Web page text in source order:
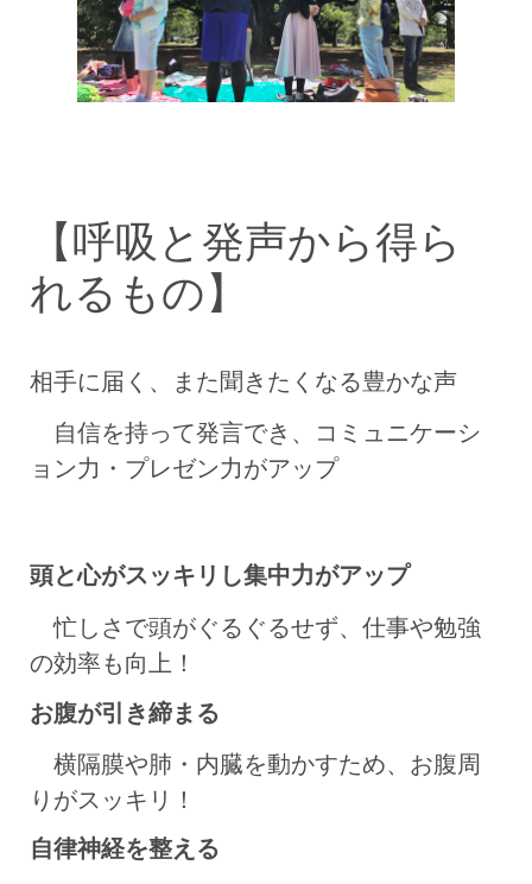
【呼吸と発声から得ら
れるもの】
相手に届く、また聞きたくなる豊かな声
自信を持って発言でき、コミュニケーシ
ョン力・プレゼン力がアップ
頭と心がスッキリし集中力がアップ
忙しさで頭がぐるぐるせず、仕事や勉強
の効率も向上！
お腹が引き締まる
横隔膜や肺・内臓を動かすため、お腹周
りがスッキリ！
自律神経を整える